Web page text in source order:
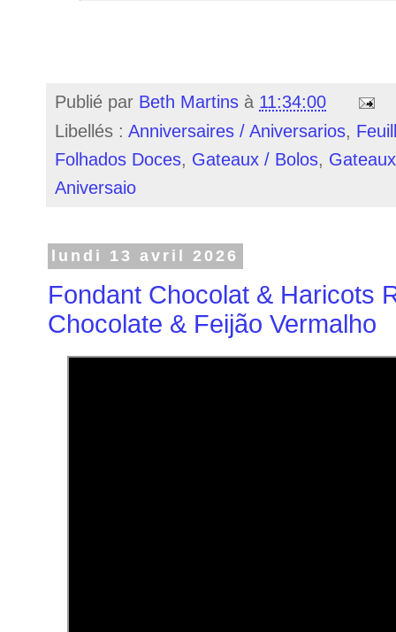
Publié par Beth Martins à 11:34:00
Libellés : Anniversaires / Aniversarios,
Folhados Doces, Gateaux / Bolos,
Aniversaio
lundi 13 avril 2026
Fondant Chocolat & Haricots
Chocolate & Feijão Vermalho